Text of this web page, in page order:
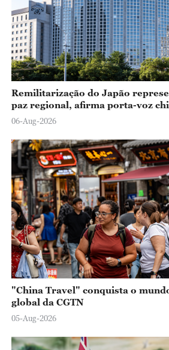
Remilitarização do Japão
paz regional, afirma porta-voz
06-Aug-2026
"China Travel" conquista o
global da CGTN
05-Aug-2026